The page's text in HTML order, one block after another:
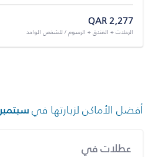
QAR 2,277
الرحلات + الفندق + الرسوم / للشخص الواحد
أفضل الأماكن لزيارتها فيسبتمبر
عطلات في